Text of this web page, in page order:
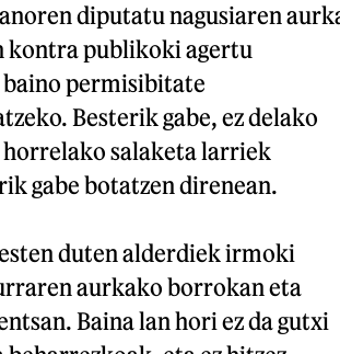
diputatu nagusiaren
kontra publikoki agertu
permisibitate
Besterik gabe, ez delako
horrelako salaketa larriek
gabe botatzen direnean.
duten alderdiek irmoki
aurkako borrokan eta
Baina lan hori ez da gutxi